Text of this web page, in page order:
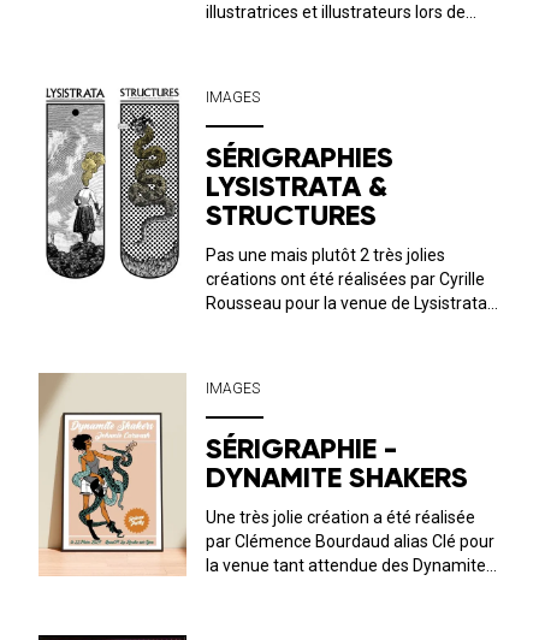
illustratrices et illustrateurs lors de
musicale tout en images !Bonne visite
dans l...
IMAGES
SÉRIGRAPHIES
LYSISTRATA &
STRUCTURES
Pas une mais plutôt 2 très jolies
créations ont été réalisées par Cyrille
Rousseau pour la venue de Lysistrata +
seront en vente à l’accueil, ...
IMAGES
SÉRIGRAPHIE -
DYNAMITE SHAKERS
Une très jolie création a été réalisée
par Clémence Bourdaud alias Clé pour
la venue tant attendue des Dynamite